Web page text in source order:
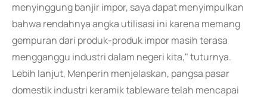
menyinggung banjir impor, saya dapat menyimpulkan
bahwa rendahnya angka utilisasi ini karena memang
gempuran dari produk-produk impor masih terasa
mengganggu industri dalam negeri kita," tuturnya.
Lebih lanjut, Menperin menjelaskan, pangsa pasar
domestik industri keramik tableware telah mencapai